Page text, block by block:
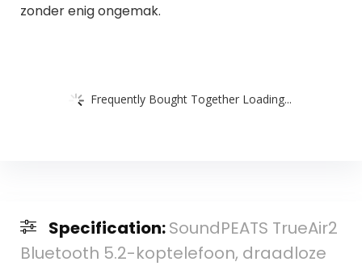
zonder enig ongemak.
Frequently Bought Together Loading...
Specification:SoundPEATS TrueAir2
Bluetooth 5.2-koptelefoon, draadloze